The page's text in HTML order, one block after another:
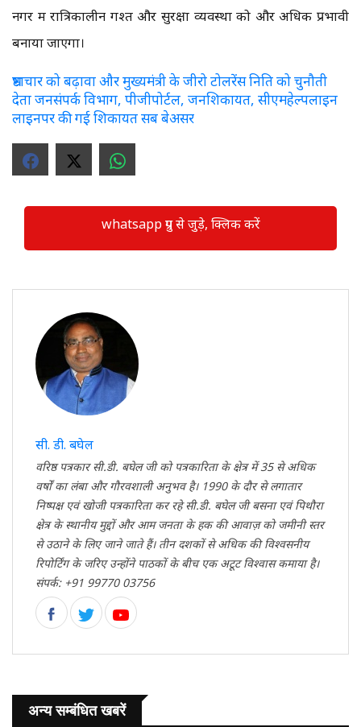
नगर में रात्रिकालीन गश्त और सुरक्षा व्यवस्था को और अधिक प्रभावी
बनाया जाएगा।
भ्रष्टाचार को बढ़ावा और मुख्यमंत्री के जीरो टोलरेंस निति को चुनौती
देता जनसंपर्क विभाग, पीजीपोर्टल, जनशिकायत, सीएमहेल्पलाइन
लाइनपर की गई शिकायत सब बेअसर
whatsapp ग्रुप से जुड़े, क्लिक करें
सी. डी. बघेल
वरिष्ठ पत्रकार सी.डी. बघेल जी को पत्रकारिता के क्षेत्र में 35 से अधिक
वर्षों का लंबा और गौरवशाली अनुभव है। 1990 के दौर से लगातार
निष्पक्ष एवं खोजी पत्रकारिता कर रहे सी.डी. बघेल जी बसना एवं पिथौरा
क्षेत्र के स्थानीय मुद्दों और आम जनता के हक की आवाज़ को जमीनी स्तर
से उठाने के लिए जाने जाते हैं। तीन दशकों से अधिक की विश्वसनीय
रिपोर्टिंग के जरिए उन्होंने पाठकों के बीच एक अटूट विश्वास कमाया है।
संपर्क: +91 99770 03756
अन्य सम्बंधित खबरें